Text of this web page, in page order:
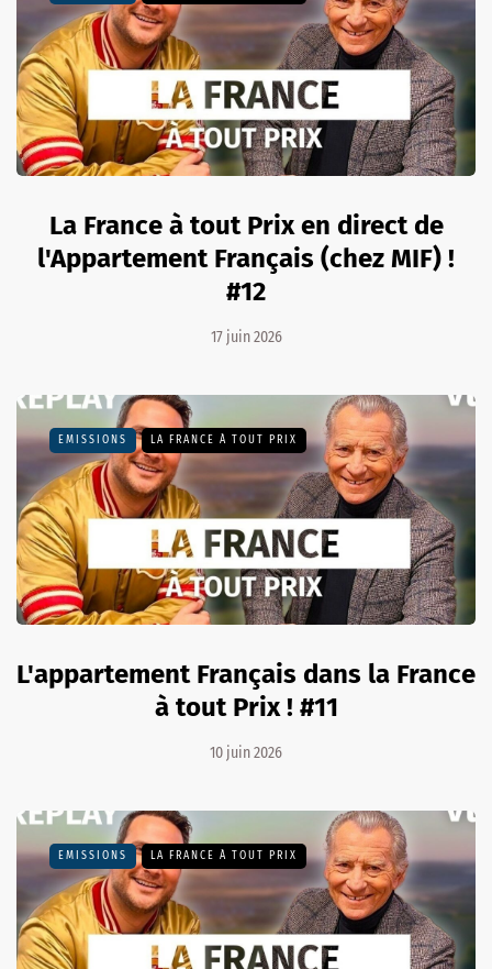
La France à tout Prix en direct de
l'Appartement Français (chez MIF) !
#12
17 juin 2026
EMISSIONS LA FRANCE À TOUT PRIX
L'appartement Français dans la France
à tout Prix ! #11
10 juin 2026
EMISSIONS LA FRANCE À TOUT PRIX